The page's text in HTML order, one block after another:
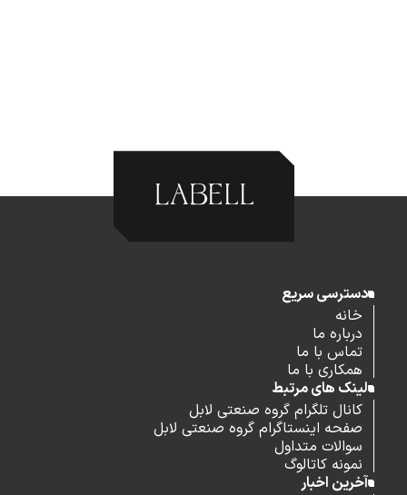
دسترسی سریع
خانه
درباره ما
تماس با ما
همکاری با ما
لینک های مرتبط
کانال تلگرام گروه صنعتی لابل
صفحه اینستاگرام گروه صنعتی لابل
سوالات متداول
نمونه کاتالوگ
آخرین اخبار